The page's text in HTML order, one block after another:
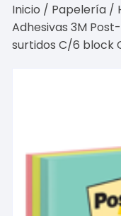
Inicio / Papelería /
Adhesivas 3M
surtidos C/6 block